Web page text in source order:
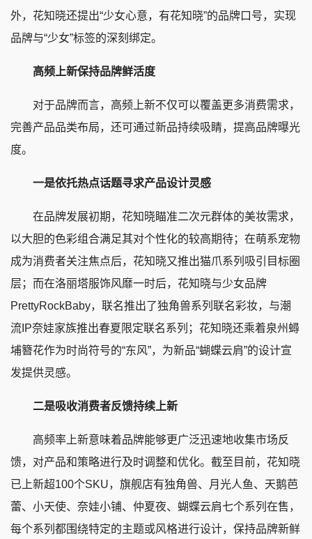
外，花知晓还提出“少女心意，有花知晓”的品牌口号，实现
品牌与“少女”标签的深刻绑定。
高频上新保持品牌鲜活度
对于品牌而言，高频上新不仅可以覆盖更多消费需求，
完善产品品类布局，还可通过新品持续吸睛，提高品牌曝光
度。
一是依托热点话题寻求产品设计灵感
在品牌发展初期，花知晓瞄准二次元群体的美妆需求，
以大胆的色彩组合满足其对个性化的较高期待；在萌系宠物
成为消费者关注焦点后，花知晓又推出猫爪系列吸引目标圈
层；而在洛丽塔服饰风靡一时后，花知晓与少女品牌
PrettyRockBaby，联名推出了独角兽系列联名彩妆，与潮
流IP奈娃家族推出春夏限定联名系列；花知晓还乘着泉州蟳
埔簪花作为时尚符号的“东风”，为新品“蝴蝶云肩”的设计宣
发提供灵感。
二是吸收消费者反馈持续上新
高频率上新意味着品牌能够更广泛迅速地收集市场反
馈，对产品和策略进行及时调整和优化。截至目前，花知晓
已上新超100个SKU，旗舰店有独角兽、月光人鱼、天鹅芭
蕾、小天使、奈娃小铺、仲夏夜、蝴蝶云肩七个系列在售，
每个系列都围绕特定的主题或风格进行设计，保持品牌新鲜